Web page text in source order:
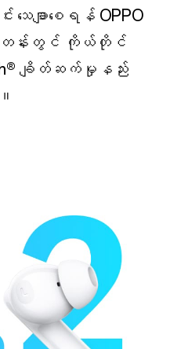
သေချာစေရန် OPPO
န်းတွင် ကိုယ်တိုင်
ချိတ်ဆက်မှုနည်း